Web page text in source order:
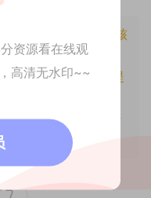
请勿批量搬运，一经核
犯了您的权益可以提
1660.html
，转
资源看在线观
高清无水印~~